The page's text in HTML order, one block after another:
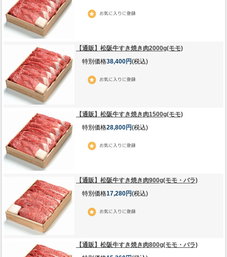
【通販】松阪牛すき焼き肉2000g(モモ)
特別価格38,400円(税込)
【通販】松阪牛すき焼き肉1500g(モモ)
特別価格28,800円(税込)
【通販】松阪牛すき焼き肉900g(モモ・バラ)
特別価格17,280円(税込)
【通販】松阪牛すき焼き肉800g(モモ・バラ)